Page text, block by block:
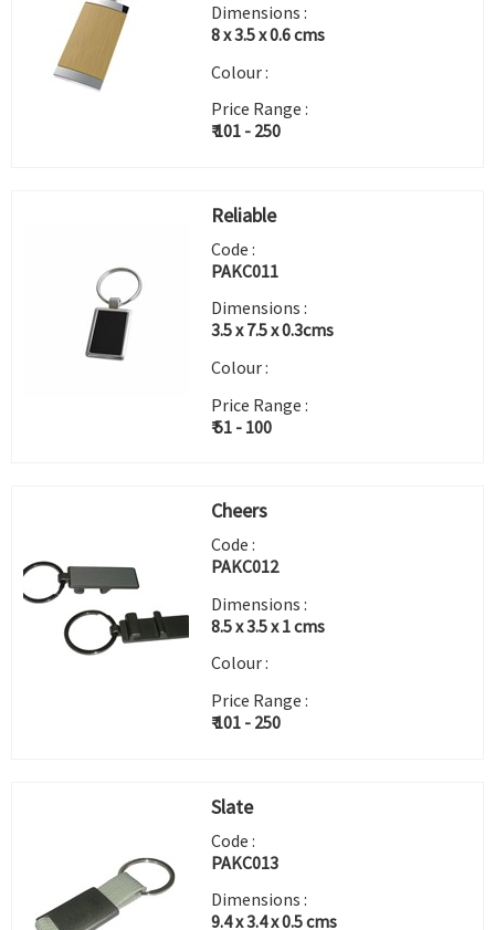
Dimensions :
8 x 3.5 x 0.6 cms
Colour :
Price Range :
₹ 101 - 250
Reliable
Code :
PAKC011
Dimensions :
3.5 x 7.5 x 0.3cms
Colour :
Price Range :
₹ 51 - 100
Cheers
Code :
PAKC012
Dimensions :
8.5 x 3.5 x 1 cms
Colour :
Price Range :
₹ 101 - 250
Slate
Code :
PAKC013
Dimensions :
9.4 x 3.4 x 0.5 cms